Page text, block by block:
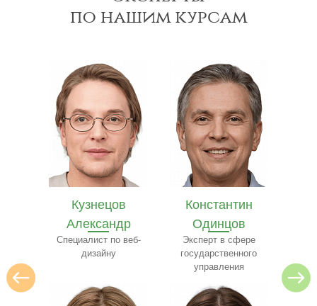
по нашим курсам
Константин
Одинцов
Эксперт в сфере
государственного
Илья Лебедев
Эксперт по
архитектуре